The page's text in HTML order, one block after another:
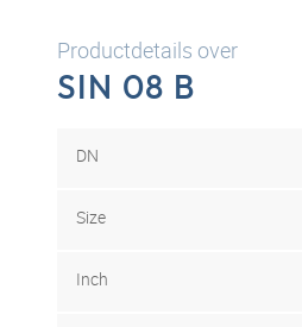
Productdetails over
SIN 08 B
DN
Size
Inch